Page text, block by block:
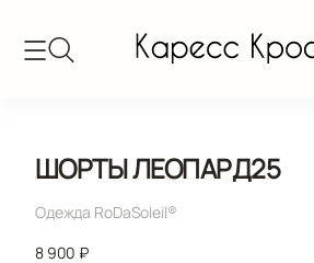
ШОРТЫ ЛЕОПАРД25
Одежда RoDaSoleil®️
8 900 ₽